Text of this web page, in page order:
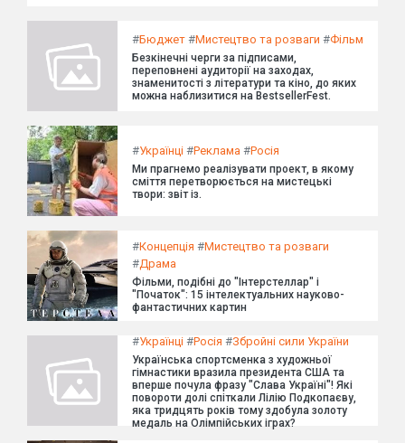
#Бюджет #Мистецтво та розваги #Фільм
Безкінечні черги за підписами,
переповнені аудиторії на заходах,
знаменитості з літератури та кіно, до яких
можна наблизитися на BestsellerFest.
#Українці #Реклама #Росія
Ми прагнемо реалізувати проект, в якому
сміття перетворюється на мистецькі
твори: звіт із.
#Концепція #Мистецтво та розваги
#Драма
Фільми, подібні до "Інтерстеллар" і
"Початок": 15 інтелектуальних науково-
фантастичних картин
#Українці #Росія #Збройні сили України
Українська спортсменка з художньої
гімнастики вразила президента США та
вперше почула фразу "Слава Україні"! Які
повороти долі спіткали Лілію Подкопаєву,
яка тридцять років тому здобула золоту
медаль на Олімпійських іграх?